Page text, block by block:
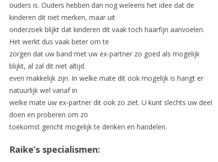
ouders is. Ouders hebben dan nog weleens het idee dat de
kinderen dit niet merken, maar uit
onderzoek blijkt dat kinderen dit vaak toch haarfijn aanvoelen.
Het werkt dus vaak beter om te
zorgen dat uw band met uw ex-partner zo goed als mogelijk
blijkt, al zal dit niet altijd
even makkelijk zijn. In welke mate dit ook mogelijk is hangt er
natuurlijk wel vanaf in
welke mate uw ex-partner dit ook zo ziet. U kunt slechts uw deel
doen en proberen om zo
toekomst gericht mogelijk te denken en handelen.
Raike’s specialismen: